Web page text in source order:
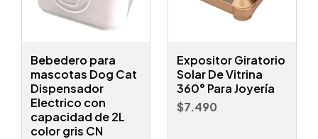
Bebedero para
mascotas Dog Cat
Dispensador
Electrico con
capacidad de 2L
color gris CN
Expositor Giratorio
Solar De Vitrina
360° Para Joyería
$7.490